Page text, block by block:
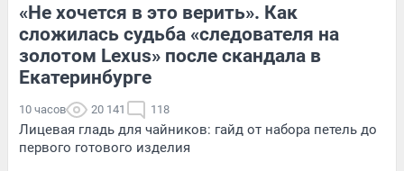
«Не хочется в это верить». Как
сложилась судьба «следователя на
золотом Lexus» после скандала в
Екатеринбурге
10 часов 20 141 118
Лицевая гладь для чайников: гайд от набора петель до
первого готового изделия